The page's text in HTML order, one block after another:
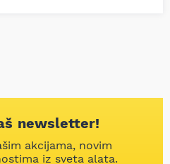
newsletter!
akcijama, novim
iz sveta alata.